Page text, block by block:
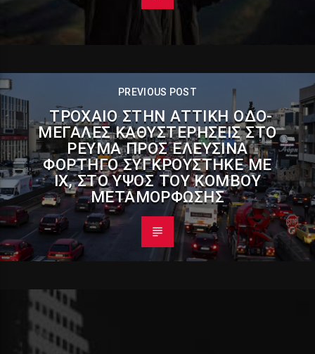
PREVIOUS POST
ΤΡΟΧΑΊΟ ΣΤΗΝ ΑΤΤΙΚΉ ΟΔΌ-
ΜΕΓΆΛΕΣ ΚΑΘΥΣΤΕΡΉΣΕΙΣ ΣΤΟ
ΡΕΎΜΑ ΠΡΟΣ ΕΛΕΥΣΊΝΑ
ΦΟΡΤΗΓΌ ΣΥΓΚΡΟΎΣΤΗΚΕ ΜΕ
ΙΧ, ΣΤΟ ΎΨΟΣ ΤΟΥ ΚΌΜΒΟΥ
ΜΕΤΑΜΌΡΦΩΣΗΣ